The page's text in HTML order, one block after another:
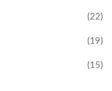
(22)
(19)
(15)